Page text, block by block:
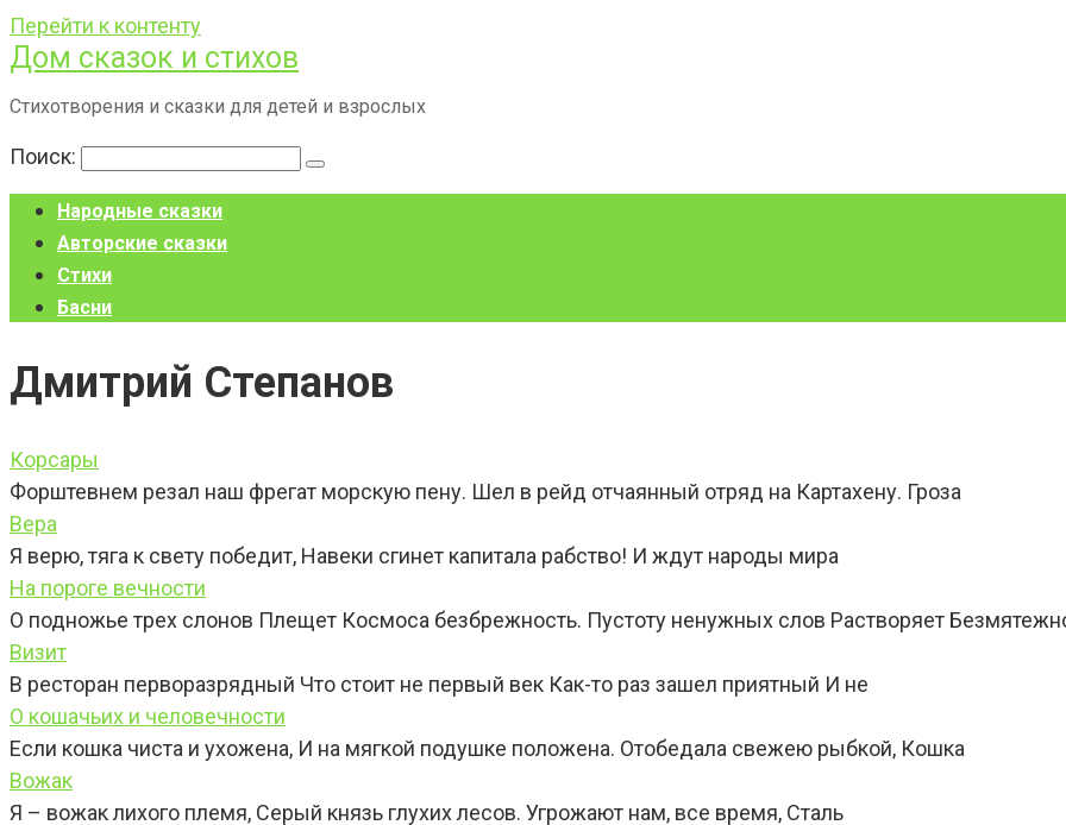
Перейти к контенту
Дом сказок и стихов
Стихотворения и сказки для детей и взрослых
Поиск:
Народные сказки
Авторские сказки
Стихи
Басни
Дмитрий Степанов
Корсары
Форштевнем резал наш фрегат морскую пену. Шел в рейд отчаянный отряд на Картахену. Гроза
Вера
Я верю, тяга к свету победит, Навеки сгинет капитала рабство! И ждут народы мира
На пороге вечности
О подножье трех слонов Плещет Космоса безбрежность. Пустоту ненужных слов Растворяет
Визит
В ресторан перворазрядный Что стоит не первый век Как-то раз зашел приятный И не
О кошачьих и человечности
Если кошка чиста и ухожена, И на мягкой подушке положена. Отобедала свежею рыбкой, Кошка
Вожак
Я – вожак лихого племя, Серый князь глухих лесов. Угрожают нам, все время, Сталь